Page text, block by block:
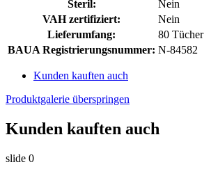
Steril:
Nein
VAH zertifiziert:
Nein
Lieferumfang:
80 Tücher
BAUA Registrierungsnummer: N-84582
Kunden kauften auch
Produktgalerie überspringen
Kunden kauften auch
slide 0